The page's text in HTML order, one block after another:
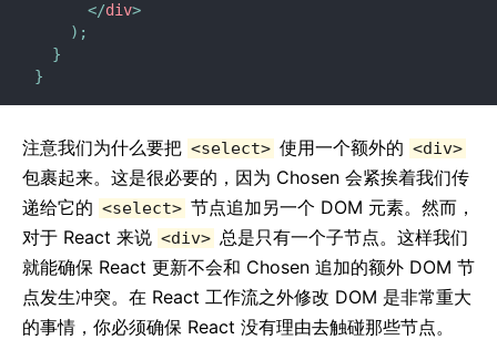
</div>
) ;
}
}
注意我们为什么要把 <select> 使用一个额外的 <div>
包裹起来。这是很必要的，因为 Chosen 会紧挨着我们传
递给它的 <select> 节点追加另一个 DOM 元素。然而，
对于 React 来说 <div> 总是只有一个子节点。这样我们
就能确保 React 更新不会和 Chosen 追加的额外 DOM 节
点发生冲突。在 React 工作流之外修改 DOM 是非常重大
的事情，你必须确保 React 没有理由去触碰那些节点。